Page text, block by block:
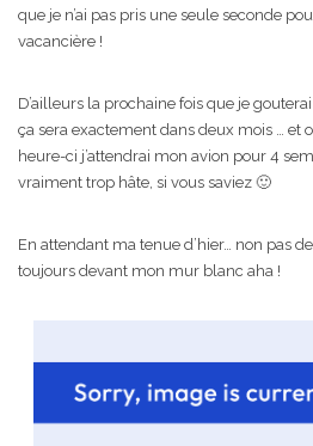
que je n’ai pas pris une seule seconde
vacancière !
D’ailleurs la prochaine fois que je
ça sera exactement dans deux mois … et
heure-ci j’attendrai mon avion pour 4
vraiment trop hâte, si vous saviez 🙂
En attendant ma tenue d’hier… non pas
toujours devant mon mur blanc aha !